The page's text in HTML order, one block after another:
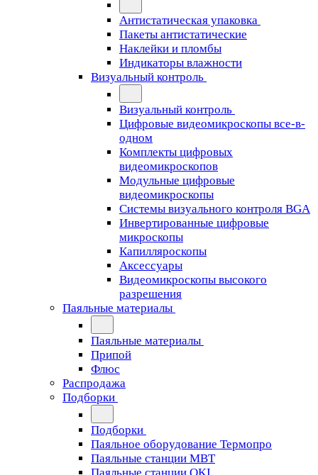
Антистатическая упаковка
Пакеты антистатические
Наклейки и пломбы
Индикаторы влажности
Визуальный контроль
Визуальный контроль
Цифровые видеомикроскопы все-в-
одном
Комплекты цифровых
видеомикроскопов
Модульные цифровые
видеомикроскопы
Cистемы визуального контроля BGA
Инвертированные цифровые
микроскопы
Капилляроскопы
Аксессуары
Видеомикроскопы высокого
разрешения
Паяльные материалы
Паяльные материалы
Припой
Флюс
Распродажа
Подборки
Подборки
Паяльное оборудование Термопро
Паяльные станции MBT
Паяльные станции OKI